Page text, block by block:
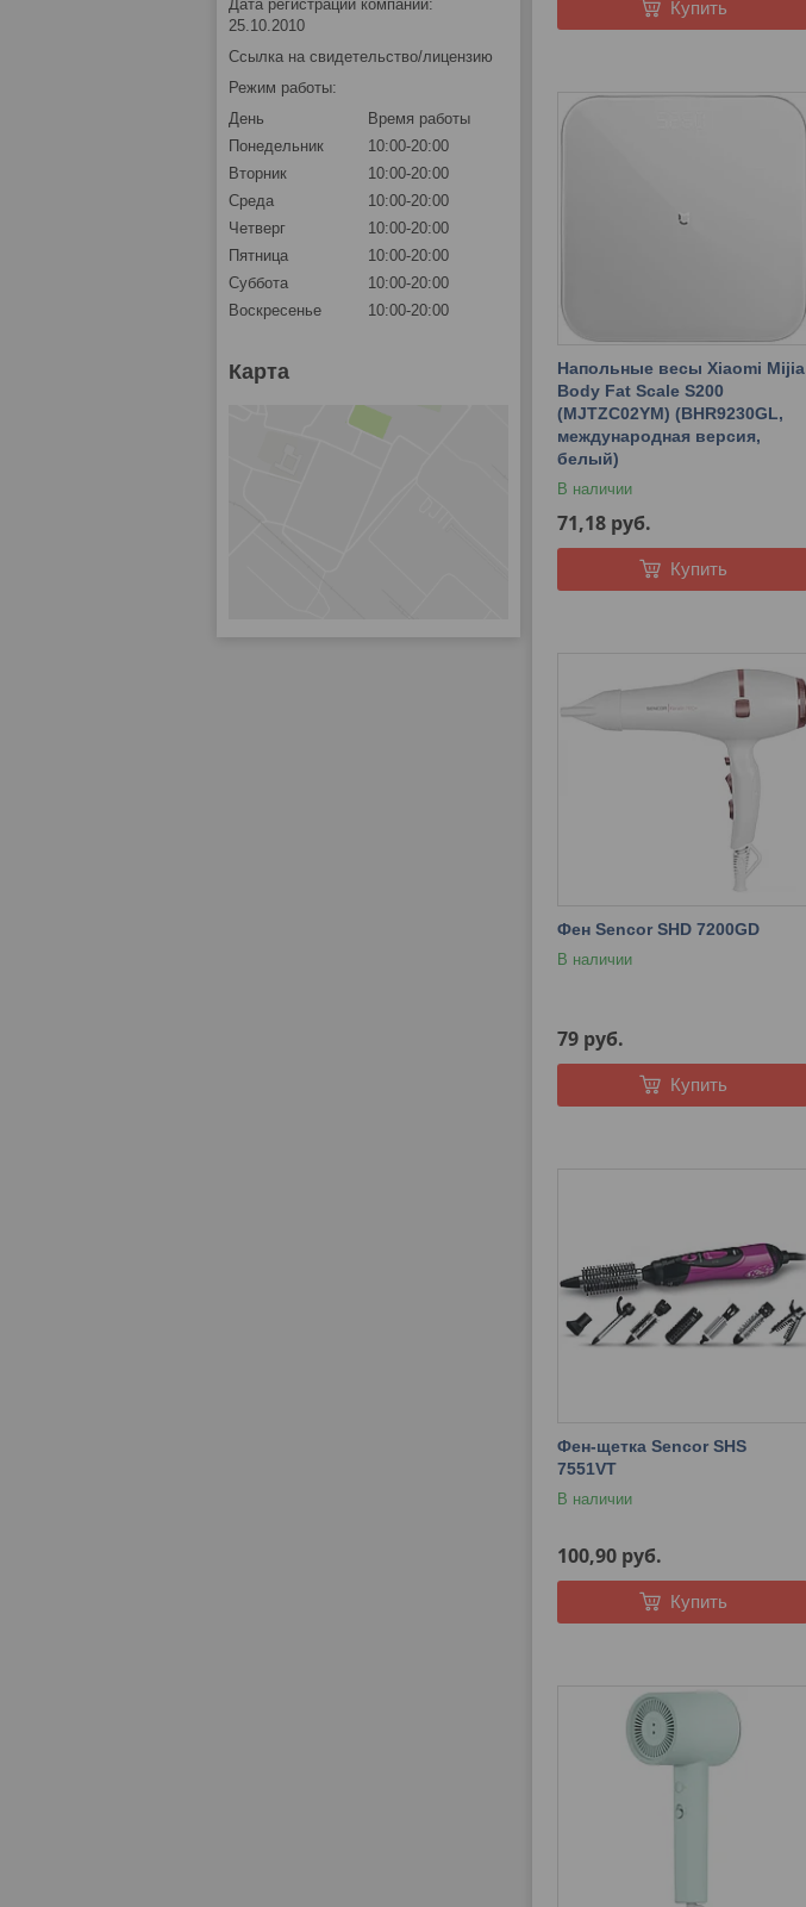
Купить
Напольные весы Xiaomi Mijia
Body Fat Scale S200
(MJTZC02YM) (BHR9230GL,
международная версия,
белый)
В наличии
71,18 руб.
Купить
Фен Sencor SHD 7200GD
В наличии
79 руб.
Купить
Фен-щетка Sencor SHS
7551VT
В наличии
100,90 руб.
Купить
Дата регистрации компании:
25.10.2010
Ссылка на свидетельство/лицензию
Режим работы:
День
Время работы
Понедельник
10:00-20:00
Вторник
10:00-20:00
Среда
10:00-20:00
Четверг
10:00-20:00
Пятница
10:00-20:00
Суббота
10:00-20:00
Воскресенье
10:00-20:00
Карта